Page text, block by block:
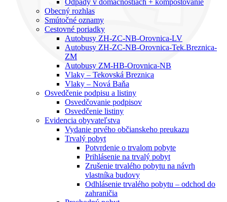
Obecný rozhlas
Smútočné oznamy
Cestovné poriadky
Autobusy ZH-ZC-NB-Orovnica-LV
Autobusy ZH-ZC-NB-Orovnica-Tek.Breznica-
ZM
Autobusy ZM-HB-Orovnica-NB
Vlaky – Tekovská Breznica
Vlaky – Nová Baňa
Osvedčenie podpisu a listiny
Osvedčovanie podpisov
Osvedčenie listiny
Evidencia obyvateľstva
Vydanie prvého občianskeho preukazu
Trvalý pobyt
Potvrdenie o trvalom pobyte
Prihlásenie na trvalý pobyt
Zrušenie trvalého pobytu na návrh
vlastníka budovy
Odhlásenie trvalého pobytu – odchod do
zahraničia